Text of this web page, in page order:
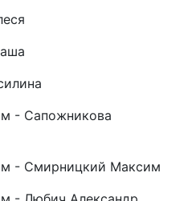
- Сапожникова
- Смирницкий Максим